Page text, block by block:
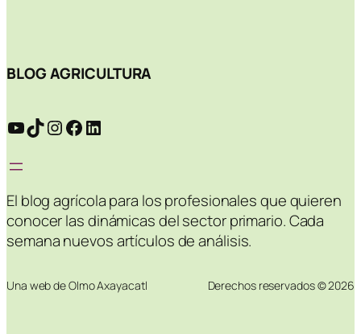
BLOG AGRICULTURA
YouTube
TikTok
Instagram
Facebook
LinkedIn
El blog agrícola para los profesionales que quieren
conocer las dinámicas del sector primario. Cada
semana nuevos artículos de análisis.
Una web de Olmo Axayacatl Derechos reservados © 2026